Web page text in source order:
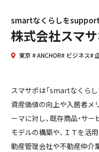
smartなくらしを
株式会社スマ
東京 ANCHOR ビジネス
スマサポは「smartなくら
資産価値の向上や入居者メ
ーマに対し、既存商品・サ
モデルの構築や、ＩＴを活
動産管理会社や不動産仲介